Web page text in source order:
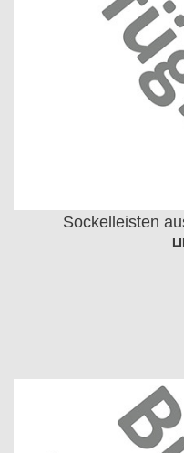
Sockelleisten